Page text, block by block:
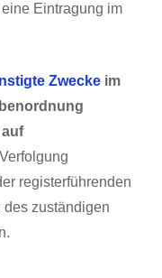
Eintragung im
Zwecke im
registerführenden
zuständigen